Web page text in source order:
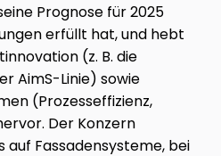
Prognose für 2025
erfüllt hat, und hebt
(z. B. die
AimS-Linie) sowie
(Prozesseffizienz,
Der Konzern
auf Fassadensysteme, bei